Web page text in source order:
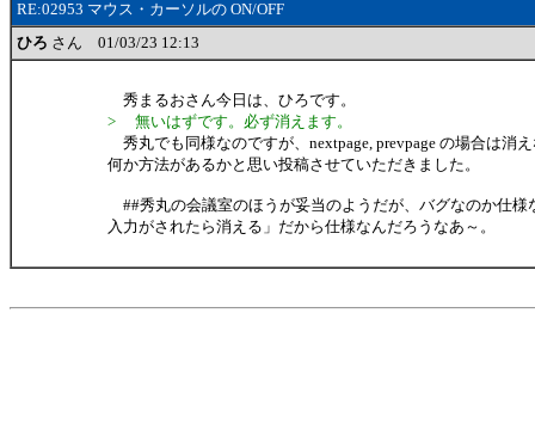
RE:02953 マウス・カーソルの ON/OFF
ひろ さん 01/03/23 12:13
秀まるおさん今日は、ひろです。
> 無いはずです。必ず消えます。
秀丸でも同様なのですが、nextpage, prevpage の場合は消
何か方法があるかと思い投稿させていただきました。
##秀丸の会議室のほうが妥当のようだが、バグなのか仕様
入力がされたら消える」だから仕様なんだろうなあ～。